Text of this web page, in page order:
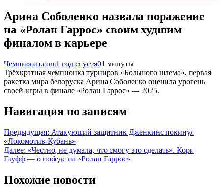
Арина Соболенко назвала поражение
на «Ролан Гаррос» своим худшим
финалом в карьере
Чемпионат.com1 год спустя01 минуты
Трёхкратная чемпионка турниров «Большого шлема», первая
ракетка мира белоруска Арина Соболенко оценила уровень
своей игры в финале «Ролан Гаррос» — 2025.
Навигация по записям
Предыдущая: Атакующий защитник Дженкинс покинул
«Локомотив‑Кубань»
Далее: «Честно, не думала, что смогу это сделать». Кори
Гауфф — о победе на «Ролан Гаррос»
Похожие новости